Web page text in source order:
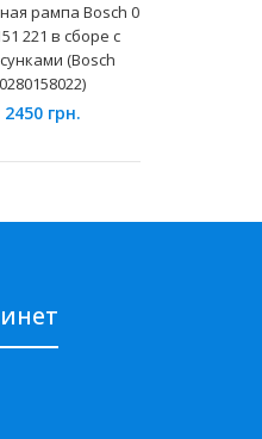
рампа Bosch 0
221 в сборе с
(Bosch
0280158022)
2450 грн.